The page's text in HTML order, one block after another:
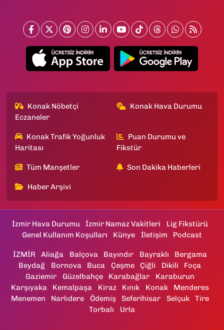
Konak Nöbetçi
Eczaneler
Konak Hava Durumu
Konak Trafik Yoğunluk
Haritası
Puan Durumu ve
Fikstür
Tüm Manşetler Son Dakika Haberleri
Haber Arşivi
İzmir Hava Durumu İzmir Namaz Vakitleri
Lig Fikstürü
Genel Kullanım Koşulları
Künye İletişim Podcast
İZMİR Aliağa Balçova Bayındır Bayraklı
Bergama
Beydağ
Bornova Buca Çeşme Çiğli Dikili
Foça
Gaziemir
Güzelbahçe Karabağlar
Karaburun
Karşıyaka
Kemalpaşa Kiraz Kınık Konak
Menderes
Menemen
Narlıdere Ödemiş Seferihisar Selçuk
Tire
Torbalı
Urla